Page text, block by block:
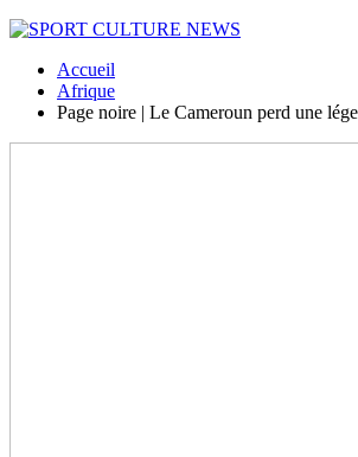
Accueil
Afrique
Page noire | Le Cameroun perd une